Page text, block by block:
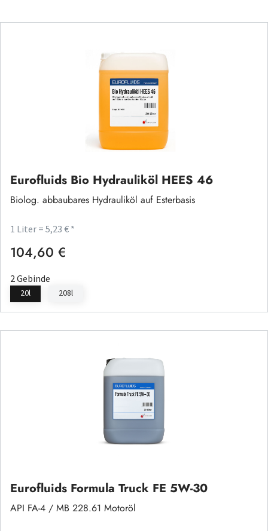
Eurofluids Bio Hydrauliköl HEES 46
Biolog. abbaubares Hydrauliköl auf Esterbasis
1 Liter = 5,23 € *
Regulärer Preis:
104,60 €
2 Gebinde
20l 208l
Eurofluids Formula Truck FE 5W-30
API FA-4 / MB 228.61 Motoröl